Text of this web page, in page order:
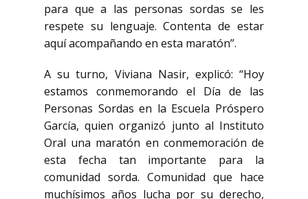
para que a las personas sordas se les
respete su lenguaje. Contenta de estar
aquí acompañando en esta maratón”.
A su turno, Viviana Nasir, explicó: “Hoy
estamos conmemorando el Día de las
Personas Sordas en la Escuela Próspero
García, quien organizó junto al Instituto
Oral una maratón en conmemoración de
esta fecha tan importante para la
comunidad sorda. Comunidad que hace
muchísimos años lucha por su derecho,